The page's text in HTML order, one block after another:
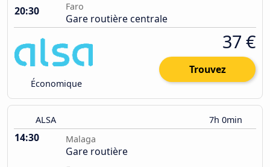
20:30
Faro
Gare routière centrale
Économique
37 €
Trouvez
ALSA 7h 0min
14:30 Malaga
Gare routière